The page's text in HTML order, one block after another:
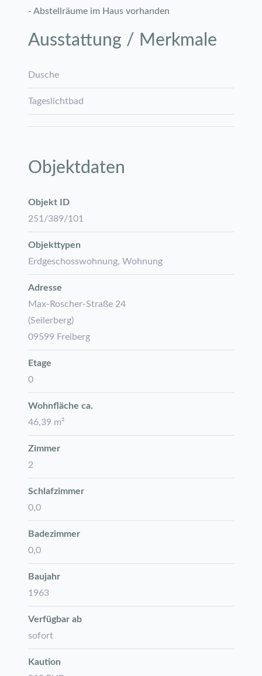
- Abstellräume im Haus vorhanden
Ausstattung / Merkmale
Dusche
Tageslichtbad
Objektdaten
Objekt ID
251/389/101
Objekttypen
Erdgeschosswohnung, Wohnung
Adresse
Max-Roscher-Straße 24
(Seilerberg)
09599 Freiberg
Etage
0
Wohnfläche ca.
46,39 m²
Zimmer
2
Schlafzimmer
0,0
Badezimmer
0,0
Baujahr
1963
Verfügbar ab
sofort
Kaution